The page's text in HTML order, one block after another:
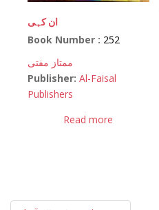
ان کہی
Book Number : 252
ممتاز مفتی
Publisher: Al-Faisal
Publishers
Read more